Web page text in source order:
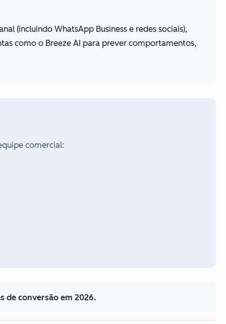
(incluindo WhatsApp Business e redes sociais),
como o Breeze AI para prever comportamentos,
comercial:
de conversão em 2026.